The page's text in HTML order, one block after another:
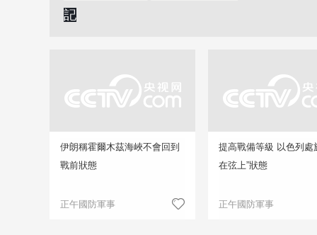
記
伊朗稱霍爾木茲海峽不會回到
戰前狀態
正午國防軍事
提高戰備等級 以色列處
在弦上”狀態
正午國防軍事